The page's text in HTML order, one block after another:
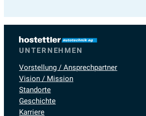
UNTERNEHMEN
Vorstellung / Ansprechpartner
Vision / Mission
Standorte
Geschichte
Karriere